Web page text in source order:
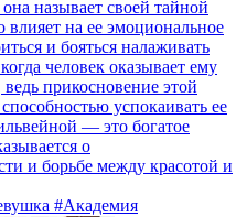
называет своей тайной
влияет на ее эмоциональное
и бояться налаживать
человек оказывает ему
прикосновение этой
успокаивать ее
— это богатое
о
и борьбе между красотой и
#Академия